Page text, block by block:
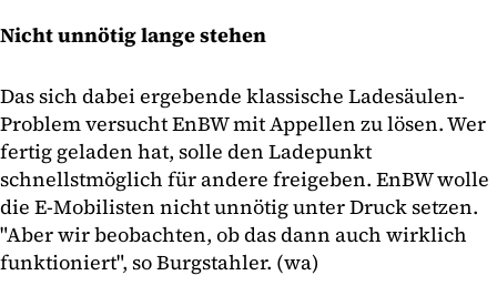
Nicht unnötig lange stehen
Das sich dabei ergebende klassische Ladesäulen-
Problem versucht EnBW mit Appellen zu lösen. Wer
fertig geladen hat, solle den Ladepunkt
schnellstmöglich für andere freigeben. EnBW wolle
die E-Mobilisten nicht unnötig unter Druck setzen.
"Aber wir beobachten, ob das dann auch wirklich
funktioniert", so Burgstahler. (wa)